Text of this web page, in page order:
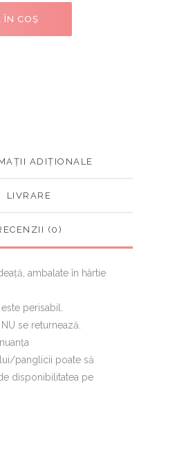
ÎN COȘ
ADIȚIONALE
LIVRARE
(0)
ambalate în hârtie
perisabil.
se returnează.
panglicii poate să
disponibilitatea pe